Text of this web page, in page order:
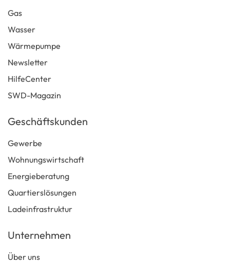
Gas
Wasser
Wärmepumpe
Newsletter
HilfeCenter
SWD-Magazin
Geschäftskunden
Gewerbe
Wohnungswirtschaft
Energieberatung
Quartierslösungen
Ladeinfrastruktur
Unternehmen
Über uns